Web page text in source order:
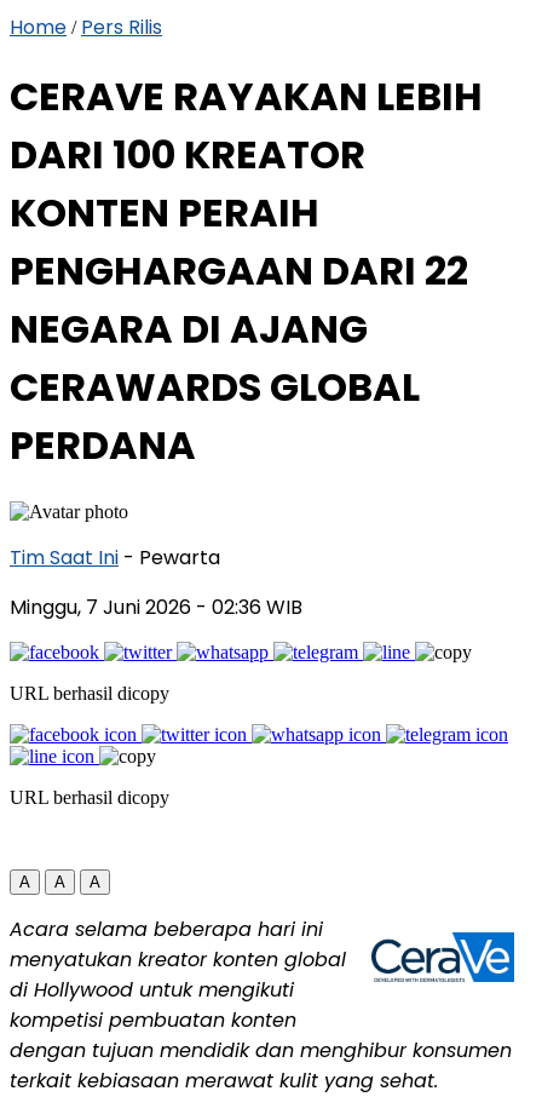
Home / Pers Rilis
CERAVE RAYAKAN LEBIH
DARI 100 KREATOR
KONTEN PERAIH
PENGHARGAAN DARI 22
NEGARA DI AJANG
CERAWARDS GLOBAL
PERDANA
Tim Saat Ini - Pewarta
Minggu, 7 Juni 2026 - 02:36 WIB
URL berhasil dicopy
URL berhasil dicopy
A A A
Acara selama beberapa hari ini
menyatukan kreator konten global
di Hollywood untuk mengikuti
kompetisi pembuatan konten
dengan tujuan mendidik dan menghibur konsumen
terkait kebiasaan merawat kulit yang sehat.